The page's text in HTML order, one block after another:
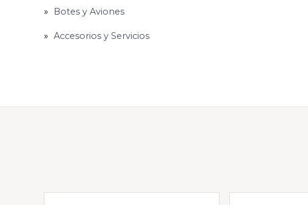
Botes y Aviones
Accesorios y Servicios